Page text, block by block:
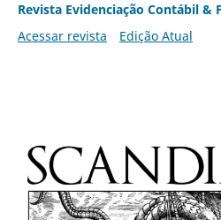
Revista Evidenciação Contábil &
Acessar revista
Edição Atual